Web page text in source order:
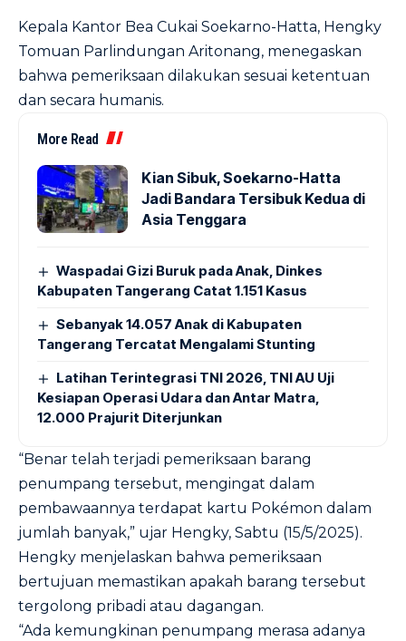
Kepala Kantor Bea Cukai Soekarno-Hatta, Hengky
Tomuan Parlindungan Aritonang, menegaskan
bahwa pemeriksaan dilakukan sesuai ketentuan
dan secara humanis.
More Read
Kian Sibuk, Soekarno-Hatta
Jadi Bandara Tersibuk Kedua di
Asia Tenggara
Waspadai Gizi Buruk pada Anak, Dinkes
Kabupaten Tangerang Catat 1.151 Kasus
Sebanyak 14.057 Anak di Kabupaten
Tangerang Tercatat Mengalami Stunting
Latihan Terintegrasi TNI 2026, TNI AU Uji
Kesiapan Operasi Udara dan Antar Matra,
12.000 Prajurit Diterjunkan
“Benar telah terjadi pemeriksaan barang
penumpang tersebut, mengingat dalam
pembawaannya terdapat kartu Pokémon dalam
jumlah banyak,” ujar Hengky, Sabtu (15/5/2025).
Hengky menjelaskan bahwa pemeriksaan
bertujuan memastikan apakah barang tersebut
tergolong pribadi atau dagangan.
“Ada kemungkinan penumpang merasa adanya